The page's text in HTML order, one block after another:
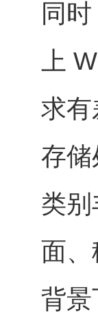
同
上
求有
存
类
面
背景